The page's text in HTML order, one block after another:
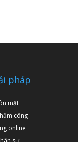
pháp
mặt
công
online